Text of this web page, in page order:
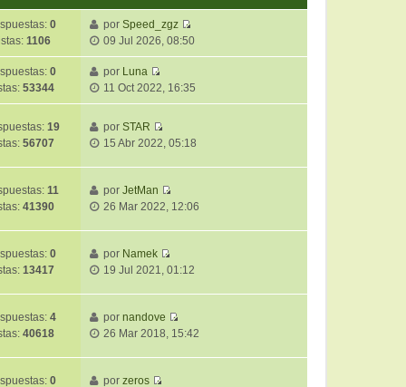
0
1106
porSpeed_zgz
V
ú
l
m
o
e
s
j
09 Jul 2026, 08:50
0
53344
por Luna
V
ú
l
t
m
o
m
e
s
a
j
e
11 Oct 2022, 16:35
19
56707
porSTAR
V
r
ú
l
m
o
n
s
15 Abr 2022, 05:18
11
41390
porJetMan
V
r
l
m
o
26 Mar 2022, 12:06
0
13417
por Namek
V
r
ú
l
19 Jul 2021, 01:12
4
40618
pornandove
V
r
26 Mar 2018, 15:42
0
porzeros